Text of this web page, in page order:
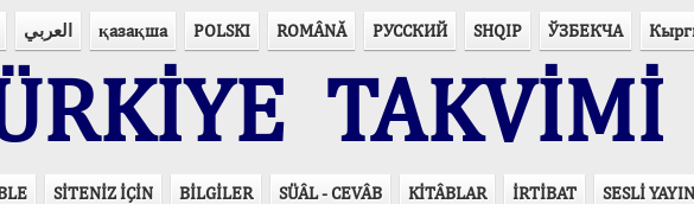
العربي қазақша POLSKI ROMÂNĂ РУССКИЙ SHQIP ЎЗБЕКЧА
TAKVİMİ
SİTENİZ İÇİN BİLGİLER SÜÂL - CEVÂB KİTÂBLAR İRTİBAT SESLİ